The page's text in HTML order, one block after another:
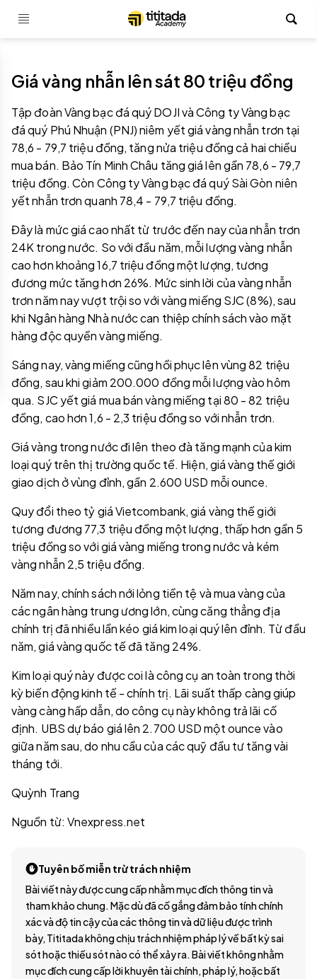
Giá vàng nhẫn lên sát 80 triệu đồng
Tập đoàn Vàng bạc đá quý DOJI và Công ty Vàng bạc
đá quý Phú Nhuận (PNJ) niêm yết giá vàng nhẫn trơn tại
78,6 - 79,7 triệu đồng, tăng nửa triệu đồng cả hai chiều
mua bán. Bảo Tín Minh Châu tăng giá lên gần 78,6 - 79,7
triệu đồng. Còn Công ty Vàng bạc đá quý Sài Gòn niên
yết nhẫn trơn quanh 78,4 - 79,7 triệu đồng.
Đây là mức giá cao nhất từ trước đến nay của nhẫn trơn
24K trong nước. So với đầu năm, mỗi lượng vàng nhẫn
cao hơn khoảng 16,7 triệu đồng một lượng, tương
đương mức tăng hơn 26%. Mức sinh lời của vàng nhẫn
trơn năm nay vượt trội so với vàng miếng SJC (8%), sau
khi Ngân hàng Nhà nước can thiệp chính sách vào mặt
hàng độc quyền vàng miếng.
Sáng nay, vàng miếng cũng hồi phục lên vùng 82 triệu
đồng, sau khi giảm 200.000 đồng mỗi lượng vào hôm
qua. SJC yết giá mua bán vàng miếng tại 80 - 82 triệu
đồng, cao hơn 1,6 - 2,3 triệu đồng so với nhẫn trơn.
Giá vàng trong nước đi lên theo đà tăng mạnh của kim
loại quý trên thị trường quốc tế. Hiện, giá vàng thế giới
giao dịch ở vùng đỉnh, gần 2.600 USD mỗi ounce.
Quy đổi theo tỷ giá Vietcombank, giá vàng thế giới
tương đương 77,3 triệu đồng một lượng, thấp hơn gần 5
triệu đồng so với giá vàng miếng trong nước và kém
vàng nhẫn 2,5 triệu đồng.
Năm nay, chính sách nới lỏng tiền tệ và mua vàng của
các ngân hàng trung ương lớn, cùng căng thẳng địa
chính trị đã nhiều lần kéo giá kim loại quý lên đỉnh. Từ đầu
năm, giá vàng quốc tế đã tăng 24%.
Kim loại quý này được coi là công cụ an toàn trong thời
kỳ biến động kinh tế - chính trị. Lãi suất thấp càng giúp
vàng càng hấp dẫn, do công cụ này không trả lãi cố
định. UBS dự báo giá lên 2.700 USD một ounce vào
giữa năm sau, do nhu cầu của các quỹ đầu tư tăng vài
tháng tới.
Quỳnh Trang
Nguồn từ: Vnexpress.net
Tuyên bố miễn trừ trách nhiệm
Bài viết này được cung cấp nhằm mục đích thông tin và
tham khảo chung. Mặc dù đã cố gắng đảm bảo tính chính
xác và độ tin cậy của các thông tin và dữ liệu được trình
bày, Tititada không chịu trách nhiệm pháp lý về bất kỳ sai
sót hoặc thiếu sót nào có thể xảy ra. Bài viết không nhằm
mục đích cung cấp lời khuyên tài chính, pháp lý, hoặc bất